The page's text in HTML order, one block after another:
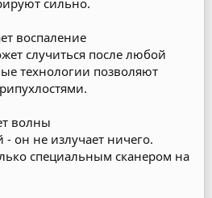
сильно.
воспаление
случиться после любой
технологии позволяют
волны
он не излучает ничего.
специальным сканером на